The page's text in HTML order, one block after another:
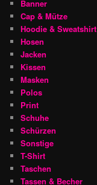
Banner
Cap & Mütze
Hoodie & Sweatshirt
Hosen
Jacken
Kissen
Masken
Polos
Print
Schuhe
Schürzen
Sonstige
T-Shirt
Taschen
Tassen & Becher